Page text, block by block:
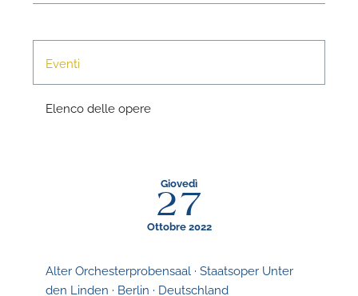
Eventi
Elenco delle opere
Giovedì
27
Ottobre 2022
Alter Orchesterprobensaal · Staatsoper Unter
den Linden · Berlin · Deutschland